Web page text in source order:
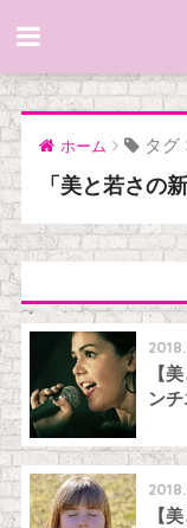
ホーム タグ
「美と若さの
【
ンチ
【